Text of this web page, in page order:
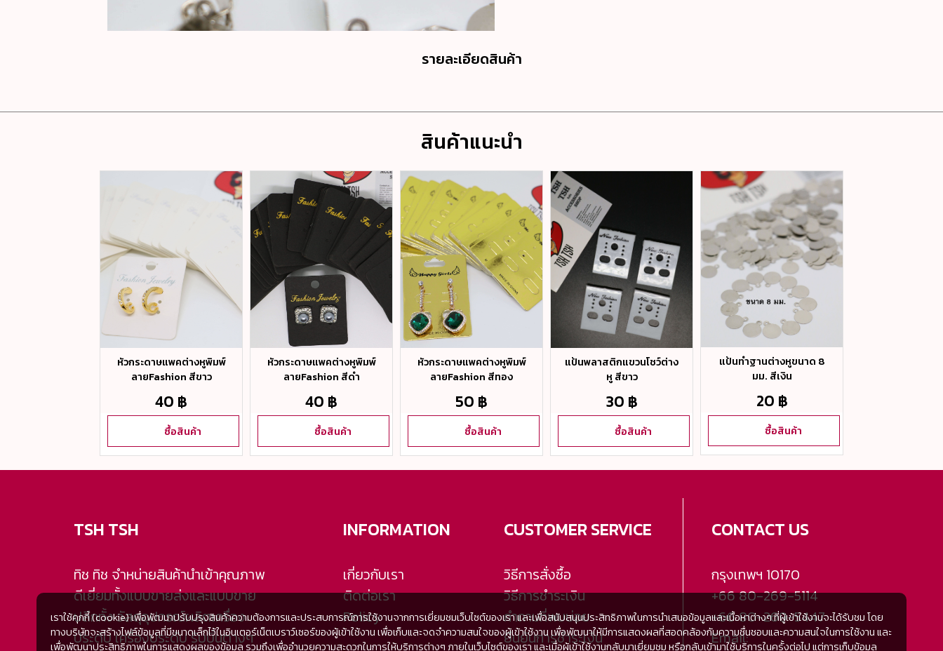
รายละเอียดสินค้า
สินค้าแนะนำ
หัวกระดาษแพคต่างหูพิมพ์
ลายFashion สีขาว
40 ฿
ซื้อสินค้า
หัวกระดาษแพคต่างหูพิมพ์
ลายFashion สีดำ
40 ฿
ซื้อสินค้า
หัวกระดาษแพคต่างหูพิมพ์
ลายFashion สีทอง
50 ฿
ซื้อสินค้า
แป้นพลาสติกแขวนโชว์ต่าง
หู สีขาว
30 ฿
ซื้อสินค้า
แป้นทำฐานต่างหูขนาด 8
มม. สีเงิน
20 ฿
ซื้อสินค้า
TSH TSH
ทิช ทิช จำหน่ายสินค้านำเข้าคุณภาพ
ดีเยี่ยมทั้งแบบขายส่งและแบบขาย
ปลีกทั้ง วัสดุอุปกรณ์ผลิตเครื่อง
ประดับ เครื่องประดับ ริบบิ้นต่างๆ
INFORMATION
เกี่ยวกับเรา
ติดต่อเรา
Policy
CUSTOMER SERVICE
วิธีการสั่งซื้อ
วิธีการชำระเงิน
คำถามที่พบบ่อย
ยืนยันการชำระเงิน
CONTACT US
กรุงเทพฯ 10170
+66 80-269-5114
+66 80-269-5447
Email:
เราใช้คุกกี้ (cookie) เพื่อพัฒนาปรับปรุงสินค้าความต้องการและประสบการณ์การใช้งานจากการเยี่ยมชมเว็บไซต์ของเรา และเพื่อสนับสนุนประสิทธิภาพในการนำเสนอข้อมูลและเนื้อหาต่างๆ ที่ผู้เข้าใช้งานจะได้รับชม โดย
ทางบริษัทจะสร้างไฟล์ข้อมูลที่มีขนาดเล็กไว้ในอินเตอร์เน็ตเบราว์เซอร์ของผู้เข้าใช้งาน เพื่อเก็บและจดจำความสนใจของผู้เข้าใช้งาน เพื่อพัฒนาให้มีการแสดงผลที่สอดคล้องกับความชื่นชอบและความสนใจในการใช้งาน และ
เพื่อพัฒนาประสิทธิภาพในการแสดงผลของข้อมูล รวมถึงเพื่ออำนวยความสะดวกในการให้บริการต่างๆ ภายในเว็บไซต์ของเรา และเมื่อผู้เข้าใช้งานกลับมาเยี่ยมชม หรือกลับเข้ามาใช้บริการในครั้งต่อไป แต่การเก็บข้อมูล